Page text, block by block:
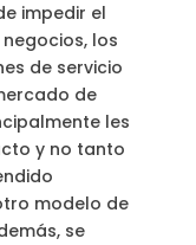
impedir el
los
de servicio
de
les
y no tanto
modelo de
se